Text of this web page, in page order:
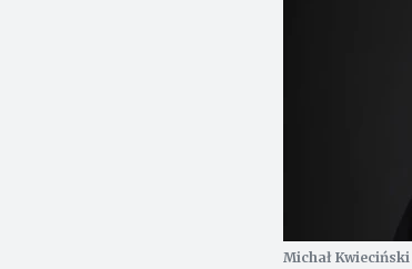
Michał Kwieciński